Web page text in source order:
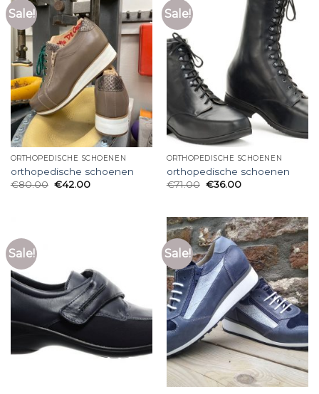
Sale!
ORTHOPEDISCHE SCHOENEN
orthopedische schoenen
€80.00 €42.00
Sale!
ORTHOPEDISCHE SCHOENEN
orthopedische schoenen
€71.00 €36.00
Sale! Sale!